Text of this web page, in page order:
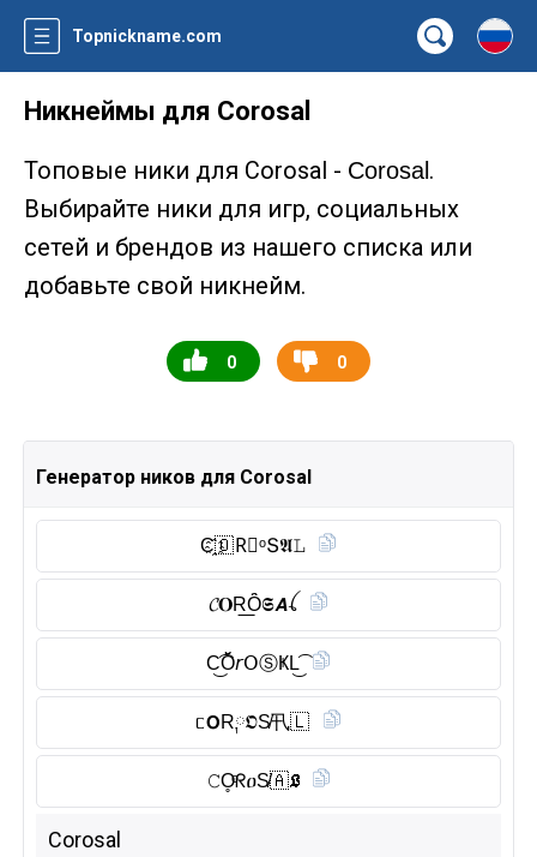
Topnickname.com
Никнеймы для Corosal
Топовые ники для Corosal - Corosal .
Выбирайте ники для игр, социальных
сетей и брендов из нашего списка или
добавьте свой никнейм.
0 0
Генератор ников для Corosal
C҈🇴 R⃠ᵒՏ𝕬𝙻
𝓒𝐎R͟Ȏ̈𝕾𝘼ꪶ
C͜͡Ŏ̈𝘳𝖮Ⓢ︎ҜL͜͡
ᥴ𝗢R༙𝕺S̸卂🇱
𝙲O̥ͦᖇዐS̸🇦 𝕷